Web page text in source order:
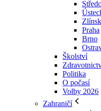
Praha
Brno
Školství
Politika
O počasí
Volby 2026
Zahraničí